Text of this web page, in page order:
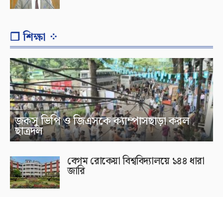
❐ শিক্ষা ⁘
জকসু ভিপি ও জিএসকে ক্যাম্পাসছাড়া করল
ছাত্রদল
বেগম রোকেয়া বিশ্ববিদ্যালয়ে ১৪৪ ধারা
জারি